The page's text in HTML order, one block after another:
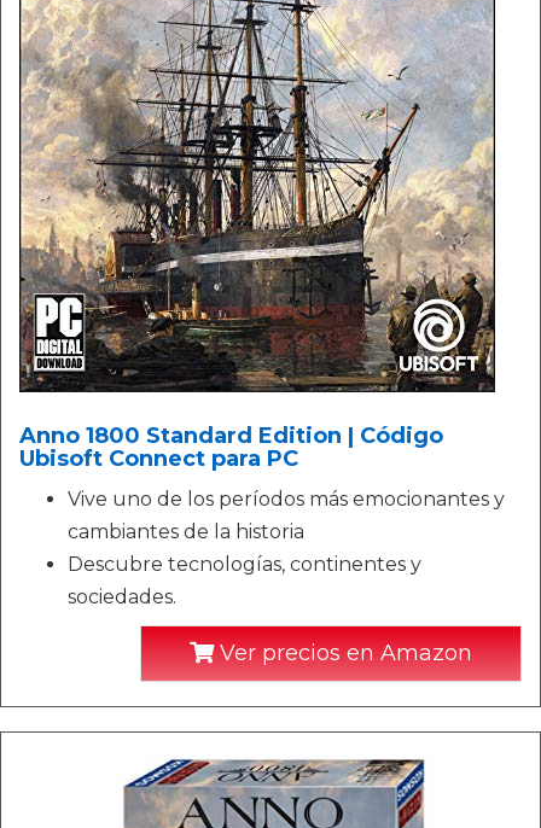
Anno 1800 Standard Edition | Código
Ubisoft Connect para PC
Vive uno de los períodos más emocionantes y
cambiantes de la historia
Descubre tecnologías, continentes y
sociedades.
Ver precios en Amazon